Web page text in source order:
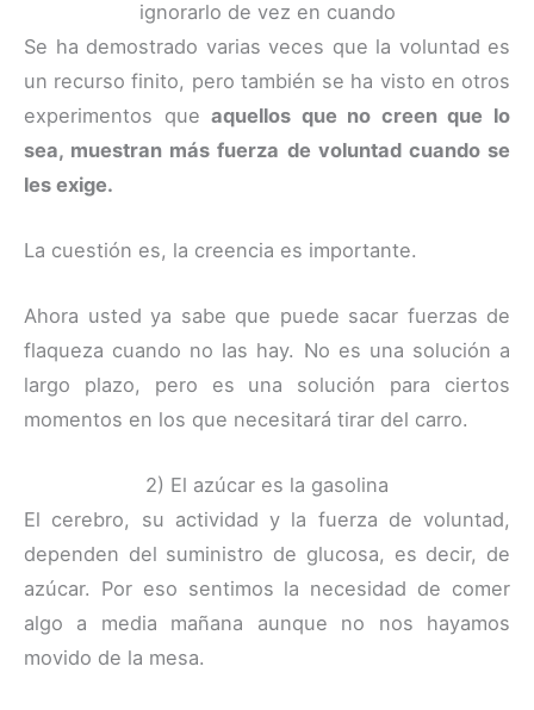
ignorarlo de vez en cuando
Se ha demostrado varias veces que la voluntad es
un recurso finito, pero también se ha visto en otros
experimentos queaquellos que no creen que lo
sea, muestran más fuerza de voluntad cuando se
les exige.
La cuestión es, la creencia es importante.
Ahora usted ya sabe que puede sacar fuerzas de
flaqueza cuando no las hay. No es una solución a
largo plazo, pero es una solución para ciertos
momentos en los que necesitará tirar del carro.
2) El azúcar es la gasolina
El cerebro, su actividad y la fuerza de voluntad,
dependen del suministro de glucosa, es decir, de
azúcar. Por eso sentimos la necesidad de comer
algo a media mañana aunque no nos hayamos
movido de la mesa.